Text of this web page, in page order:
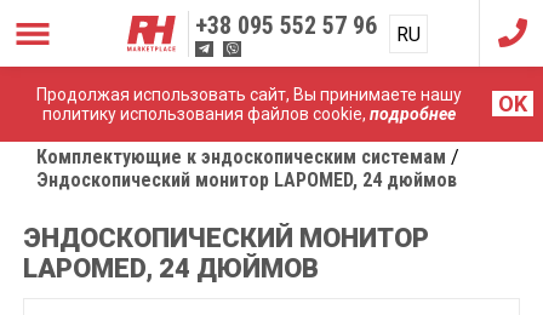
Продолжая использовать сайт, Вы принимаете нашу
политику использования файлов cookie, подробнее OK
+38 095 552 57 96 RU
UA
Комплектующие к эндоскопическим системам
Эндоскопический монитор LAPOMED, 24 дюймов
ЭНДОСКОПИЧЕСКИЙ МОНИТОР
LAPOMED, 24 ДЮЙМОВ